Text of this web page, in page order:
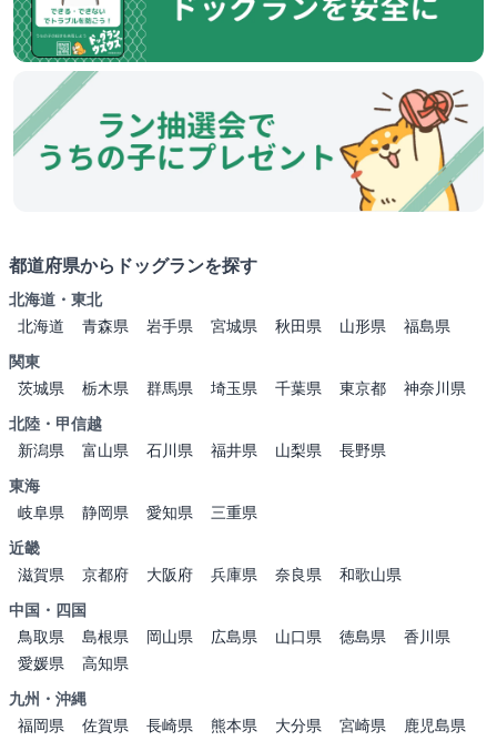
都道府県からドッグランを探す
北海道・東北
北海道
青森県 岩手県 宮城県 秋田県 山形県
福島県
関東
茨城県
栃木県 群馬県 埼玉県 千葉県 東京都
神奈川県
北陸・甲信越
新潟県
富山県 石川県 福井県 山梨県
長野県
東海
岐阜県
静岡県 愛知県
三重県
近畿
滋賀県
京都府 大阪府 兵庫県 奈良県
和歌山県
中国・四国
鳥取県
島根県 岡山県 広島県 山口県 徳島県
香川県
愛媛県
高知県
九州・沖縄
福岡県
佐賀県 長崎県 熊本県 大分県 宮崎県
鹿児島県